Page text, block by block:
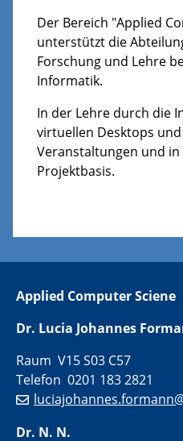
Der Bereich "Applied
unterstützt die
Forschung und Lehre
Informatik.
In der Lehre durch die
virtuellen Desktops
Veranstaltungen und
Projektbasis.
Applied Computer Sciene
Dr. Lucia Johannes
Raum V15 S03 C57
Telefon 0201 183 2821
Dr. N. N.